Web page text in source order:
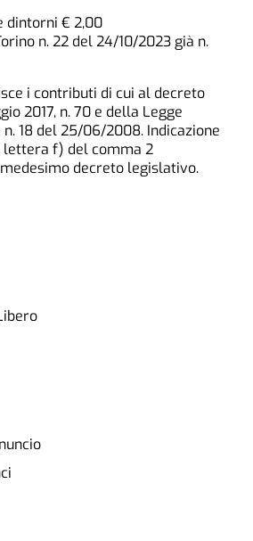
dintorni € 2,00
n. 22 del 24/10/2023 già n.
i contributi di cui al decreto
2017, n. 70 e della Legge
18 del 25/06/2008. Indicazione
lettera f) del comma 2
decreto legislativo.